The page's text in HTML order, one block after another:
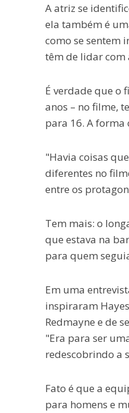
A atriz se
ela também é
como se sentem
têm de lidar com
É verdade que o
anos – no filme,
para 16. A forma
"Havia coisas
diferentes no
entre os
Tem mais: o
que estava na
para quem
Em uma
inspiraram
Redmayne e de
"Era para ser
redescobrindo a
Fato é que a
para homens e